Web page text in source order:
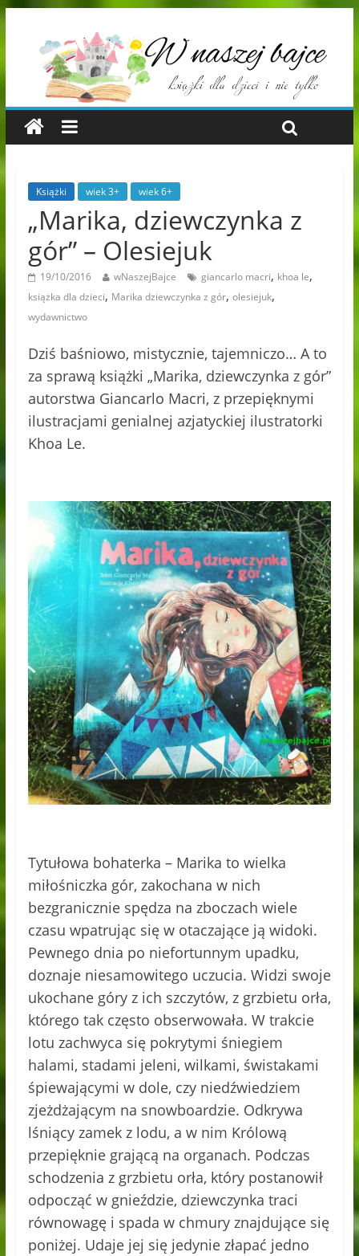
Książki wiek 3+ wiek 6+
„Marika, dziewczynka z
gór” – Olesiejuk
19/10/2016 wNaszejBajce giancarlo macri, khoa le,
książka dla dzieci, Marika dziewczynka z gór, olesiejuk,
wydawnictwo
Dziś baśniowo, mistycznie, tajemniczo… A to
za sprawą książki „Marika, dziewczynka z gór”
autorstwa Giancarlo Macri, z przepięknymi
ilustracjami genialnej azjatyckiej ilustratorki
Khoa Le.
Tytułowa bohaterka – Marika to wielka
miłośniczka gór, zakochana w nich
bezgranicznie spędza na zboczach wiele
czasu wpatrując się w otaczające ją widoki.
Pewnego dnia po niefortunnym upadku,
doznaje niesamowitego uczucia. Widzi swoje
ukochane góry z ich szczytów, z grzbietu orła,
którego tak często obserwowała. W trakcie
lotu zachwyca się pokrytymi śniegiem
halami, stadami jeleni, wilkami, świstakami
śpiewającymi w dole, czy niedźwiedziem
zjeżdżającym na snowboardzie. Odkrywa
lśniący zamek z lodu, a w nim Królową
przepięknie grającą na organach. Podczas
schodzenia z grzbietu orła, który postanowił
odpocząć w gnieździe, dziewczynka traci
równowagę i spada w chmury znajdujące się
poniżej. Udaje jej się jedynie złapać jedno